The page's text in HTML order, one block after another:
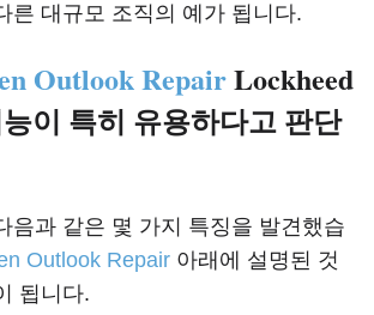
른 대규모 조직의 예가 됩니다.
Outlook RepairLockheed
이 특히 유용하다고 판단
음과 같은 몇 가지 특징을 발견했습
Outlook Repair 아래에 설명된 것
됩니다.